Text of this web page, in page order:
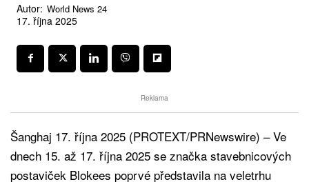
Autor: World News 24
17. října 2025
Reklama
Šanghaj 17. října 2025 (PROTEXT/PRNewswire) – Ve
dnech 15. až 17. října 2025 se značka stavebnicových
postaviček Blokees poprvé představila na veletrhu